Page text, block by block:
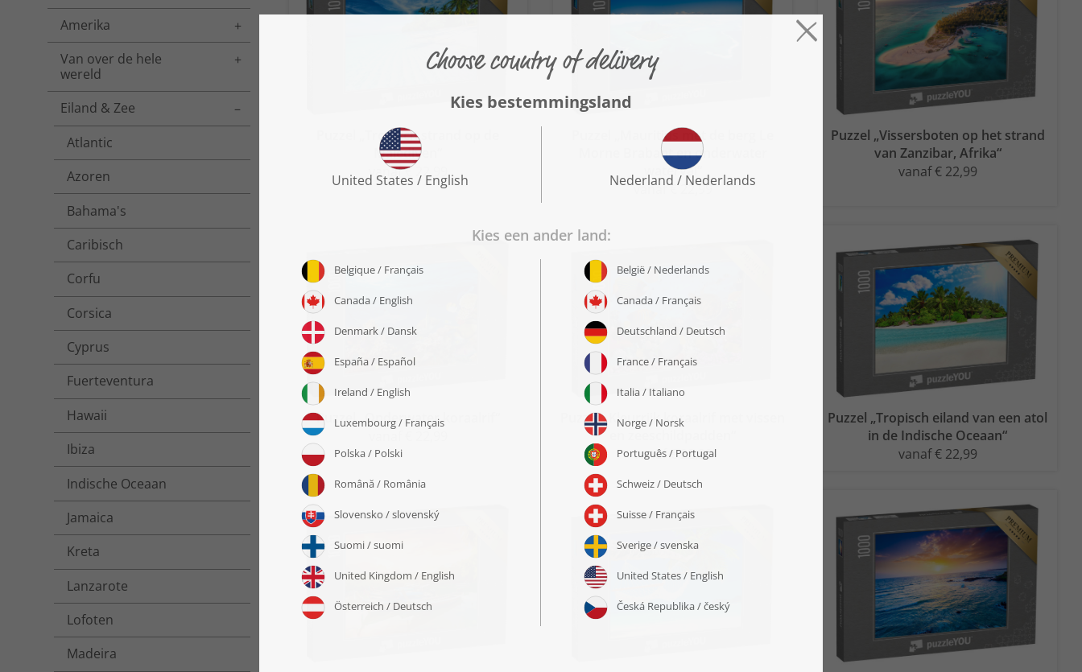
Amerika
Toggle menu
Van over de hele
wereld
Toggle menu
Eiland & Zee
Toggle menu
Atlantic
Azoren
Bahama's
Caribisch
Corfu
Corsica
Cyprus
Fuerteventura
Hawaii
Ibiza
Indische Oceaan
Jamaica
Kreta
Lanzarote
Lofoten
Madeira
Puzzel „Tropisch strand op de
Malediven“
vanaf € 22,99
Puzzel „Mauritius met de berg Le
Morne Brabant en onderwater
waterval“
vanaf € 22,99
Puzzel „Vissersboten op het strand
van Zanzibar, Afrika“
vanaf € 22,99
Puzzel „Onderwater koraalrif“
Puzzel „Kleurrijk koraalrif met vissen
vanaf € 22,99
Puzzel „Tropisch eiland van een atol
in de Indische Oceaan“
vanaf € 22,99